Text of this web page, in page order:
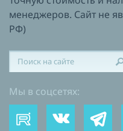
менеджеров. Сайт не
РФ)
Мы в соцсетях: